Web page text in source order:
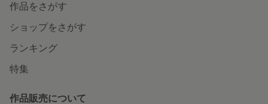
作品をさがす
ショップをさがす
ランキング
特集
作品販売について